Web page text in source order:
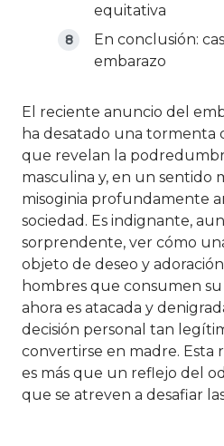
equitativa
En conclusión:
embarazo
El reciente anuncio del
ha desatado una tormenta
que revelan la
masculina y, en un sentido
misoginia profundamente
sociedad. Es indignante,
sorprendente, ver cómo
objeto de deseo y
hombres que consumen
ahora es atacada y
decisión personal tan
convertirse en madre. Esta
es más que un reflejo del
que se atreven a desafiar